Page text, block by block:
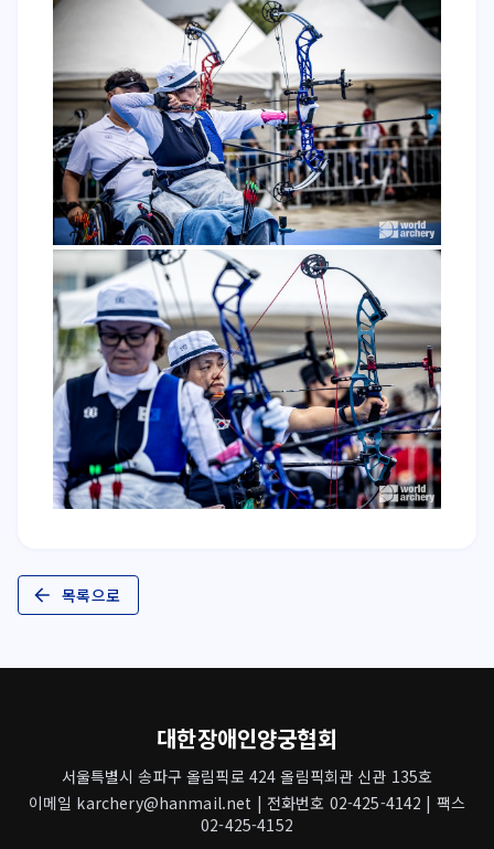
목록으로
대한장애인양궁협회
서울특별시 송파구 올림픽로 424 올림픽회관 신관 135호
이메일 karchery@hanmail.net | 전화번호 02-425-4142 | 팩스
02-425-4152